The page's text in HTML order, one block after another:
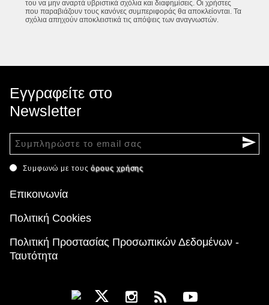
του να μην αναρτά υβριστικά σχόλια και διαφημίσεις. Οι χρήστες
που παραβιάζουν τους κανόνες συμπεριφοράς θα αποκλείονται. Τα
σχόλια απηχούν αποκλειστικά τις απόψεις των αναγνωστών.
Εγγραφείτε στο
Newsletter
Συμφωνώ με τουςόρους χρήσης
Επικοινωνία
Πολιτική Cookies
Πολιτική Προστασίας Προσωπικών Δεδομένων -
Ταυτότητα